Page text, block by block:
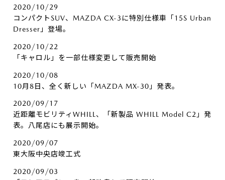
2020/10/29
コンパクトSUV、MAZDA CX-3に特別仕様車「15S Urban
Dresser」登場。
2020/10/22
「キャロル」を一部仕様変更して販売開始
2020/10/08
10月8日、全く新しい「MAZDA MX-30」発表。
2020/09/17
近距離モビリティWHILL、「新製品 WHILL Model C2」発
表。八尾店にも展示開始。
2020/09/07
東大阪中央店竣工式
2020/09/03